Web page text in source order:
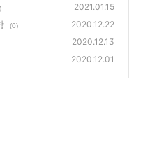
2021.01.15
(0) 2020.12.22
2020.12.13
2020.12.01